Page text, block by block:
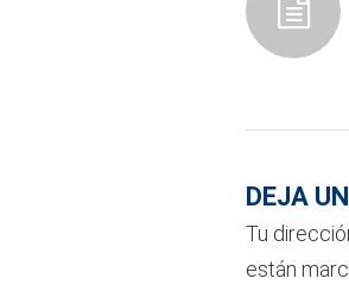
DEJA
Tu
están